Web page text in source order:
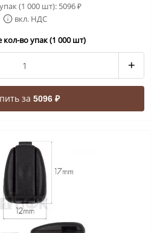
(1 000 шт): 5096₽
вкл. НДС
во упак (1 000 шт)
+
за 5096 ₽